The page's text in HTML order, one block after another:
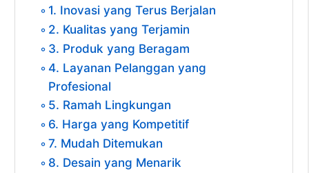
1. Inovasi yang Terus Berjalan
2. Kualitas yang Terjamin
3. Produk yang Beragam
4. Layanan Pelanggan yang
Profesional
5. Ramah Lingkungan
6. Harga yang Kompetitif
7. Mudah Ditemukan
8. Desain yang Menarik